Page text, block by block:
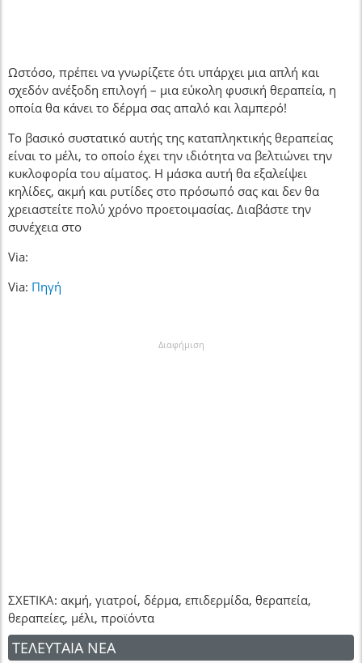
Ωστόσο, πρέπει να γνωρίζετε ότι υπάρχει μια απλή και
σχεδόν ανέξοδη επιλογή – μια εύκολη φυσική θεραπεία, η
οποία θα κάνει το δέρμα σας απαλό και λαμπερό!
Το βασικό συστατικό αυτής της καταπληκτικής θεραπείας
είναι το μέλι, το οποίο έχει την ιδιότητα να βελτιώνει την
κυκλοφορία του αίματος. Η μάσκα αυτή θα εξαλείψει
κηλίδες, ακμή και ρυτίδες στο πρόσωπό σας και δεν θα
χρειαστείτε πολύ χρόνο προετοιμασίας. Διαβάστε την
συνέχεια στο
Via:
Via: Πηγή
Διαφήμιση
ΣΧΕΤΙΚΑ: ακμή, γιατροί, δέρμα, επιδερμίδα, θεραπεία,
θεραπείες, μέλι, προϊόντα
ΤΕΛΕΥΤΑΙΑ ΝΕΑ